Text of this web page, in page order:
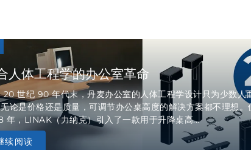
人体工程学的办公室革命
20 世纪 90 年代末，丹麦办公室的人体工程学设计只为少数人
论是价格还是质量，可调节办公桌高度的解决方案都不理想。
年，LINAK（力纳克）引入了一款用于升降桌高...
续阅读